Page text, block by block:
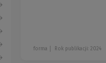
forma Rok publikacji: 2024